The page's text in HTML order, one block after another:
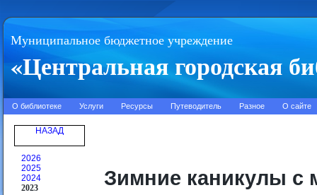
Муниципальное бюджетное учреждение
«Центральная городская
О библиотеке Услуги Ресурсы Путеводитель Разное О сайте
НАЗАД
2026
2025
2024
2023
Зимние каникулы с